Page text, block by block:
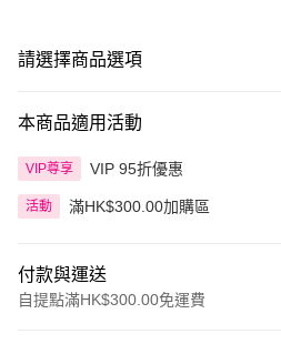
請選擇商品選項
本商品適用活動
VIP尊享 VIP 95折優惠
活動 滿HK$300.00加購區
付款與運送
自提點滿HK$300.00免運費